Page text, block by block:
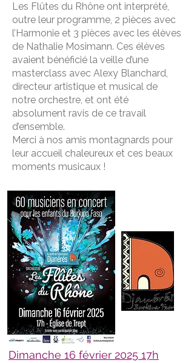
Les Flûtes du Rhône ont interprété,
outre leur programme, 2 pièces avec
l’Harmonie et 3 pièces avec les élèves
de Nathalie Mosimann. Ces élèves
avaient bénéficié la veille d’une
masterclass avec Alexy Blanchard,
directeur artistique et musical de
notre orchestre, et ont été
absolument ravis de ce travail
d’ensemble.
Merci à nos amis montagnards pour
leur accueil chaleureux et ces beaux
moments musicaux !
Dimanche 16 février 2025 17h